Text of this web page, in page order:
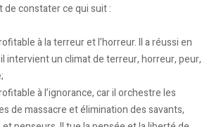
constater ce qui suit :
à la terreur et l’horreur. Il a réussi en
intervient un climat de terreur, horreur, peur,
à l’ignorance, car il orchestre les
de massacre et élimination des savants,